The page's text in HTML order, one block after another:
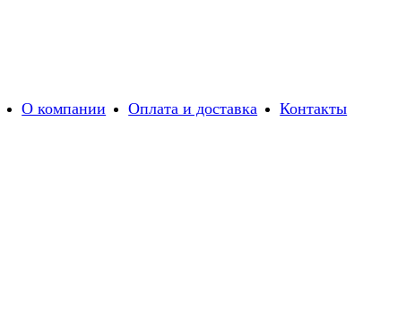
О компании Оплата и доставка Контакты